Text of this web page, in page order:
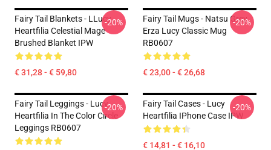
Fairy Tail Blankets - LLucy
Heartfilia Celestial Mage
Brushed Blanket IPW
€ 31,28 - € 59,80
-20%
Fairy Tail Mugs - Natsu Grey
Erza Lucy Classic Mug
RB0607
€ 23,00 - € 26,68
-20%
Fairy Tail Leggings - Lucy
Heartfilia In The Color Circle
Leggings RB0607
-20%
Fairy Tail Cases - Lucy
Heartfilia IPhone Case IPW
€ 14,81 - € 16,10
-20%